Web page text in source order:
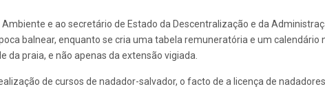
e ao secretário de Estado da Descentralização e da
balnear, enquanto se cria uma tabela remuneratória e um calendário
da praia, e não apenas da extensão vigiada.
de cursos de nadador-salvador, o facto de a licença de